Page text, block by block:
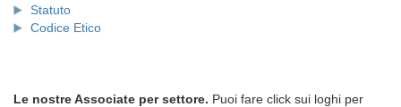
Statuto
Codice Etico
Le nostre Associate per settore. Puoi fare click sui loghi per